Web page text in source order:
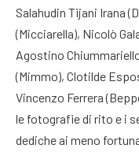
Salahudin Tijani Irana
(Micciarella), Nicolò
Agostino
(Mimmo), Clotilde
Vincenzo Ferrera
le fotografie di rito e i
dediche ai meno